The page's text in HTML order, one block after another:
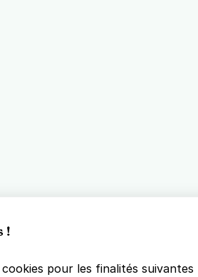
!
pour les finalités suivantes